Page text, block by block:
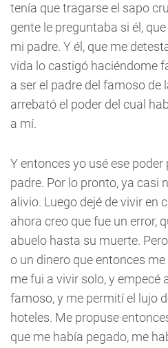
tenía que tragarse el sapo
gente le preguntaba si él,
mi padre. Y él, que me
vida lo castigó haciéndome
a ser el padre del famoso de
arrebató el poder del cual
a mí.
Y entonces yo usé ese
padre. Por lo pronto, ya casi
alivio. Luego dejé de vivir en
ahora creo que fue un error,
abuelo hasta su muerte.
o un dinero que entonces
me fui a vivir solo, y empecé
famoso, y me permití el lujo
hoteles. Me propuse
que me había pegado, me